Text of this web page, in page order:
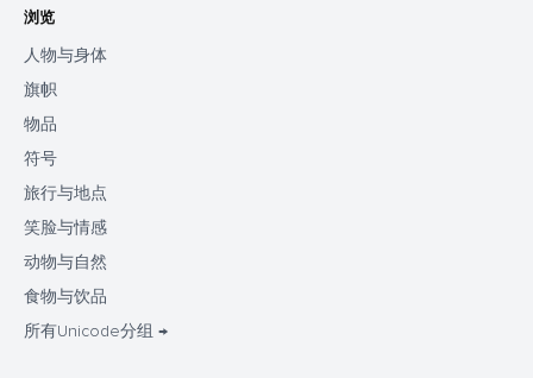
浏览
人物与身体
旗帜
物品
符号
旅行与地点
笑脸与情感
动物与自然
食物与饮品
所有Unicode分组 →